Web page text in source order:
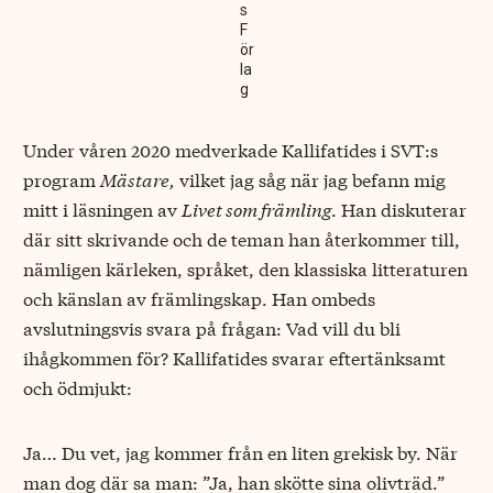
s
F
ör
la
g
Under våren 2020 medverkade Kallifatides i SVT:s
programMästare, vilket jag såg när jag befann mig
mitt i läsningen av Livet som främling. Han diskuterar
där sitt skrivande och de teman han återkommer till,
nämligen kärleken, språket, den klassiska litteraturen
och känslan av främlingskap. Han ombeds
avslutningsvis svara på frågan: Vad vill du bli
ihågkommen för? Kallifatides svarar eftertänksamt
och ödmjukt:
Ja… Du vet, jag kommer från en liten grekisk by. När
man dog där sa man: ”Ja, han skötte sina olivträd.”